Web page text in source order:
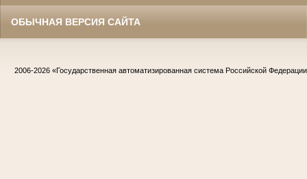
ОБЫЧНАЯ ВЕРСИЯ САЙТА
2006-2026 «Государственная автоматизированная система Российской